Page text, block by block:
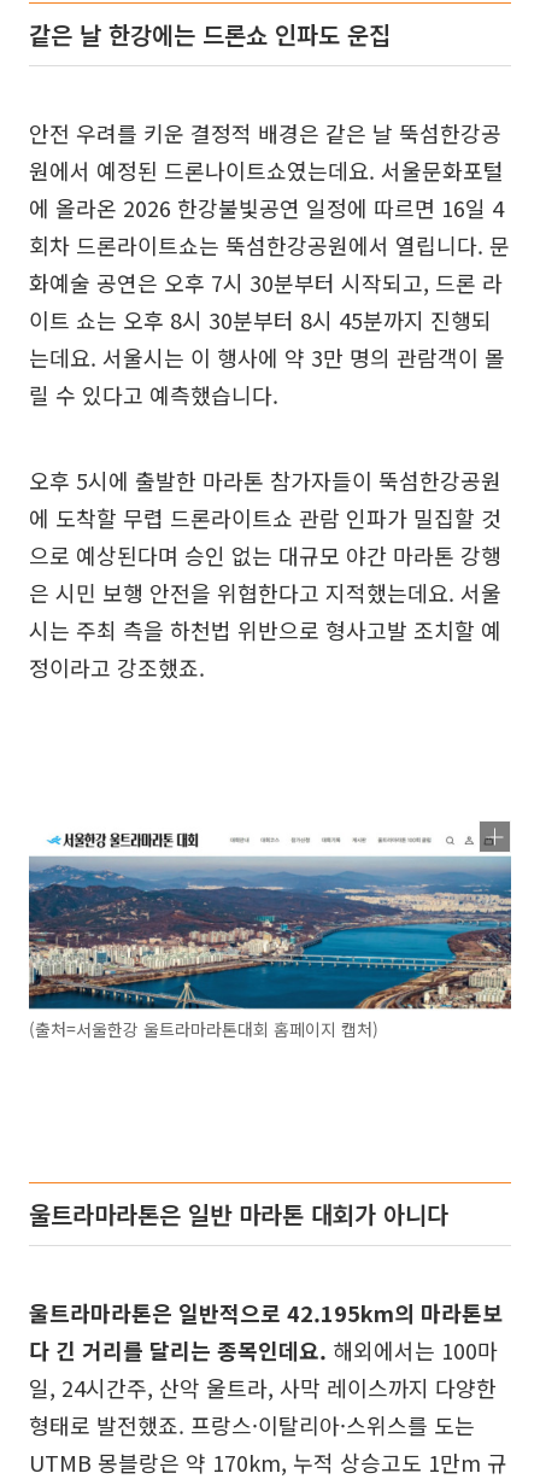
같은 날 한강에는 드론쇼 인파도 운집
안전 우려를 키운 결정적 배경은 같은 날 뚝섬한강공
원에서 예정된 드론나이트쇼였는데요. 서울문화포털
에 올라온 2026 한강불빛공연 일정에 따르면 16일 4
회차 드론라이트쇼는 뚝섬한강공원에서 열립니다. 문
화예술 공연은 오후 7시 30분부터 시작되고, 드론 라
이트 쇼는 오후 8시 30분부터 8시 45분까지 진행되
는데요. 서울시는 이 행사에 약 3만 명의 관람객이 몰
릴 수 있다고 예측했습니다.
오후 5시에 출발한 마라톤 참가자들이 뚝섬한강공원
에 도착할 무렵 드론라이트쇼 관람 인파가 밀집할 것
으로 예상된다며 승인 없는 대규모 야간 마라톤 강행
은 시민 보행 안전을 위협한다고 지적했는데요. 서울
시는 주최 측을 하천법 위반으로 형사고발 조치할 예
정이라고 강조했죠.
(출처=서울한강 울트라마라톤대회 홈페이지 캡처)
울트라마라톤은 일반 마라톤 대회가 아니다
울트라마라톤은 일반적으로 42.195km의 마라톤보
다 긴 거리를 달리는 종목인데요. 해외에서는 100마
일, 24시간주, 산악 울트라, 사막 레이스까지 다양한
형태로 발전했죠. 프랑스·이탈리아·스위스를 도는
UTMB 몽블랑은 약 170km, 누적 상승고도 1만m 규